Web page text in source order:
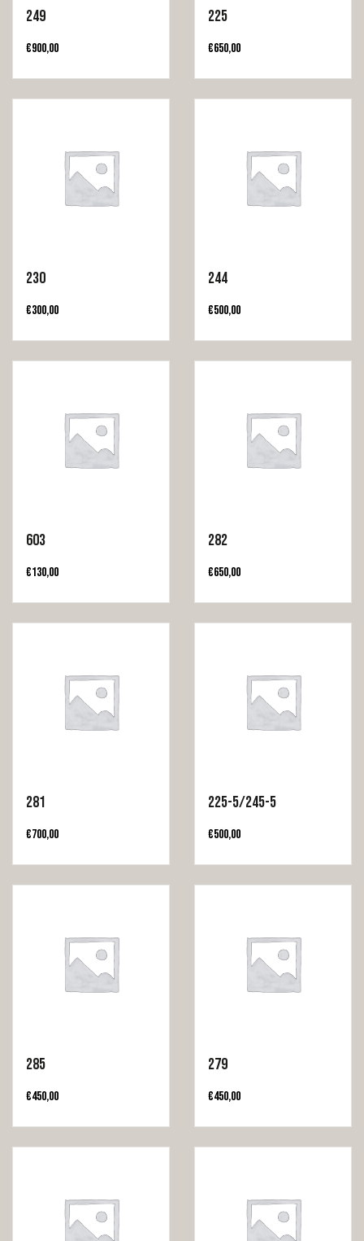
249
€900,00
225
€650,00
230
€300,00
244
€500,00
603
€130,00
282
€650,00
281
€700,00
225-5/245-5
€500,00
285
€450,00
279
€450,00